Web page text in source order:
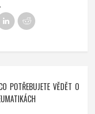
POTŘEBUJETE VĚDĚT O